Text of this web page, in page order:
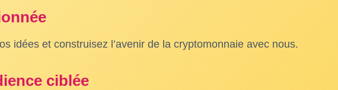
idées et construisez l’avenir de la cryptomonnaie avec nous.
ciblée